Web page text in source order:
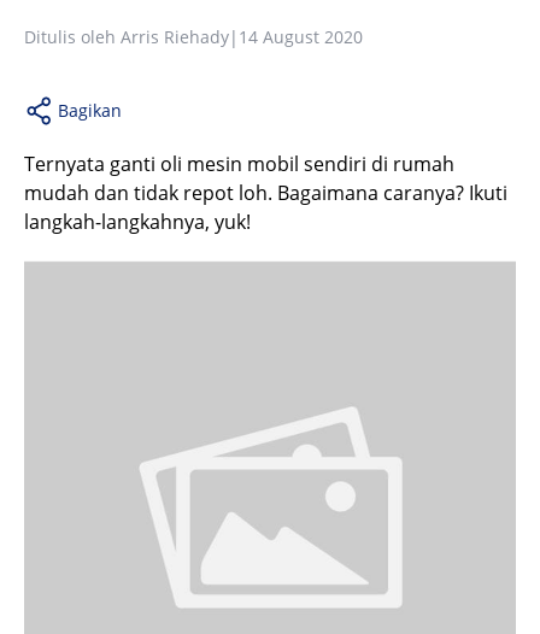
Ditulis oleh Arris Riehady| 14 August 2020
Bagikan
Ternyata ganti oli mesin mobil sendiri di rumah
mudah dan tidak repot loh. Bagaimana caranya? Ikuti
langkah-langkahnya, yuk!